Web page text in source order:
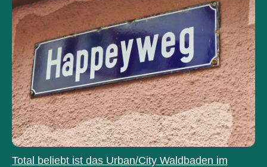
Total beliebt ist das Urban/City Waldbaden im